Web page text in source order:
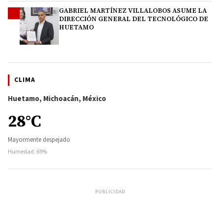
GABRIEL MARTÍNEZ VILLALOBOS ASUME LA
DIRECCIÓN GENERAL DEL TECNOLÓGICO DE
HUETAMO
CLIMA
Huetamo, Michoacán, México
28°C
Mayormente despejado
Humedad: 69%
PUBLICIDAD